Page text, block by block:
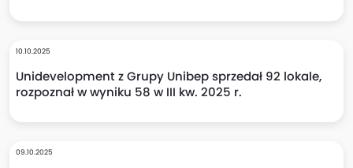
10.10.2025
Unidevelopment z Grupy Unibep sprzedał 92 lokale,
rozpoznał w wyniku 58 w III kw. 2025 r.
09.10.2025